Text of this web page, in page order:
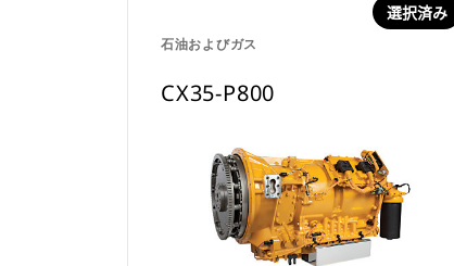
石油およびガス
選択済み
CX35-P800